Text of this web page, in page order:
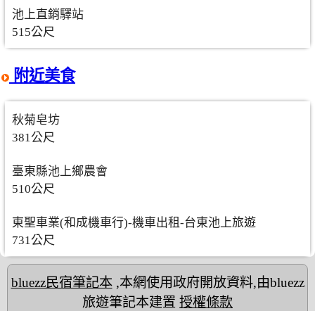
池上直銷驛站
515公尺
附近美食
秋菊皂坊
381公尺
臺東縣池上鄉農會
510公尺
東聖車業(和成機車行)-機車出租-台東池上旅遊
731公尺
bluezz民宿筆記本,本網使用政府開放資料,由bluezz
旅遊筆記本建置 授權條款